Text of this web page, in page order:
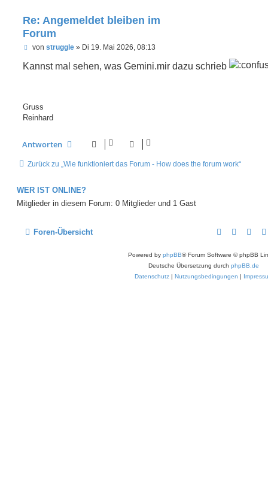
Re: Angemeldet bleiben im
Forum
U
g
e
e
n
e
e
t
g
von struggle» Di 19. Mai 2026, 08:13
Kannst mal sehen, was Gemini.mir dazu schrieb
Gruss
Reinhard
Antworten
Zurück zu „Wie funktioniert das Forum - How does the forum work“
WER IST ONLINE?
Mitglieder in diesem Forum: 0 Mitglieder und 1 Gast
Foren-Übersicht
Powered by phpBB® Forum Software © phpBB
Deutsche Übersetzung durch phpBB.de
Datenschutz| Nutzungsbedingungen |